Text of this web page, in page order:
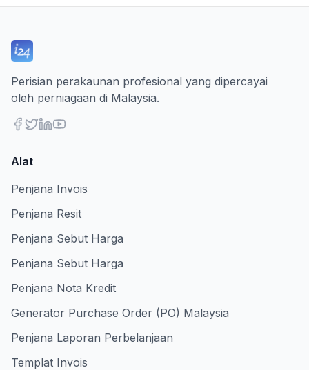
Perisian perakaunan profesional yang dipercayai
oleh perniagaan di Malaysia.
Alat
Penjana Invois
Penjana Resit
Penjana Sebut Harga
Penjana Sebut Harga
Penjana Nota Kredit
Generator Purchase Order (PO) Malaysia
Penjana Laporan Perbelanjaan
Templat Invois